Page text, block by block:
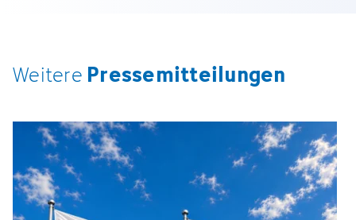
Weitere Pressemitteilungen